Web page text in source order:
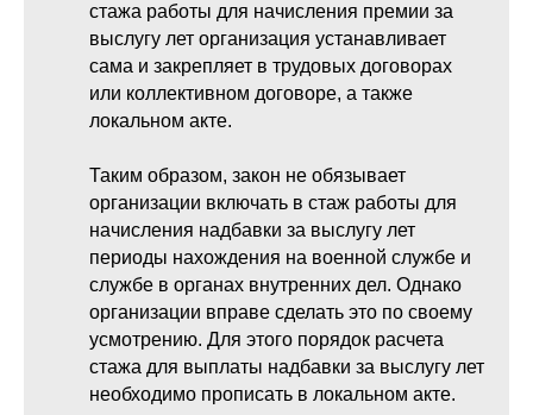
стажа работы для начисления премии за
выслугу лет организация устанавливает
сама и закрепляет в трудовых договорах
или коллективном договоре, а также
локальном акте.
Таким образом, закон не обязывает
организации включать в стаж работы для
начисления надбавки за выслугу лет
периоды нахождения на военной службе и
службе в органах внутренних дел. Однако
организации вправе сделать это по своему
усмотрению. Для этого порядок расчета
стажа для выплаты надбавки за выслугу лет
необходимо прописать в локальном акте.